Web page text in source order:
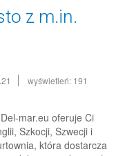
z m.in.
wyświetleń: 191
mar.eu oferuje Ci
Szkocji, Szwecji i
która dostarcza